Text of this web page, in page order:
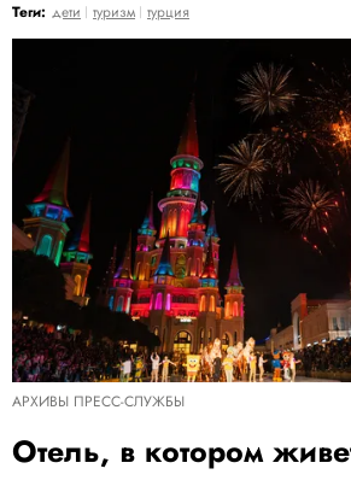
Теги: дети туризм турция
АРХИВЫ ПРЕСС-СЛУЖБЫ
Отель, в котором